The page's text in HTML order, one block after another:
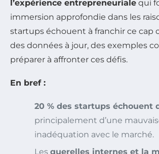
l’expérience entrepreneuriale qui
immersion approfondie dans les
startups échouent à franchir ce cap
des données à jour, des exemples
préparer à affronter ces défis.
En bref :
20 % des startups échouent
principalement d’une
inadéquation avec le marché.
Les querelles internes et la